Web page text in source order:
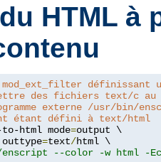
HTML à
définissant
des fichiers text/c au
externe /usr/bin/
étant défini à text/html
html mode=output \
=text/html \
--color -w html -